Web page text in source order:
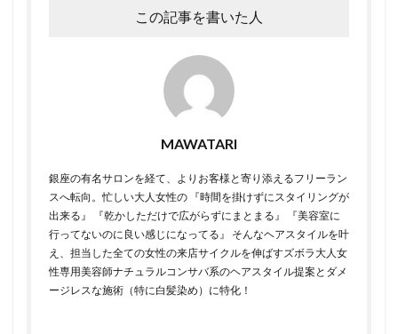
この記事を書いた人
MAWATARI
銀座の有名サロンを経て、よりお客様と寄り添えるフリーラン
スへ転向。 ​ 忙しい大人女性の 『時間を掛けずにスタイリングが
出来る』 『乾かしただけで広がらずにまとまる』 『美容室に
行ってないのに良い感じになってる』 そんなヘアスタイルを叶
え、担当した全ての女性の来店サイクルを伸ばすズボラ大人女
性専用美容師 ​ ​ナチュラルコンサバ系のヘアスタイル提案とダメ
ージレスな施術（特に白髪染め）に特化！